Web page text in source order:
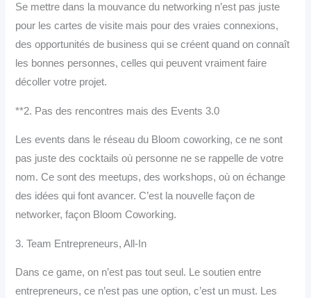
Se mettre dans la mouvance du networking n’est pas juste
pour les cartes de visite mais pour des vraies connexions,
des opportunités de business qui se créent quand on connaît
les bonnes personnes, celles qui peuvent vraiment faire
décoller votre projet.
**2. Pas des rencontres mais des Events 3.0
Les events dans le réseau du Bloom coworking, ce ne sont
pas juste des cocktails où personne ne se rappelle de votre
nom. Ce sont des meetups, des workshops, où on échange
des idées qui font avancer. C’est la nouvelle façon de
networker, façon Bloom Coworking.
3. Team Entrepreneurs, All-In
Dans ce game, on n’est pas tout seul. Le soutien entre
entrepreneurs, ce n’est pas une option, c’est un must. Les